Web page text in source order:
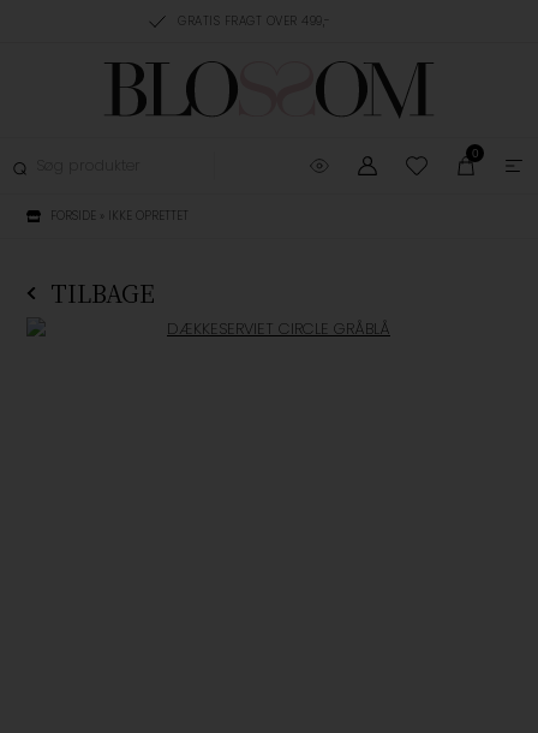
GRATIS FRAGT OVER 499,-
0
FORSIDE » IKKE OPRETTET
TILBAGE